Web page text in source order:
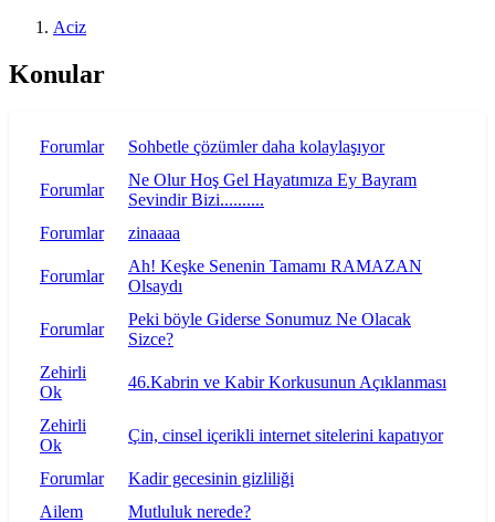
Aciz
Konular
Forumlar Sohbetle çözümler daha kolaylaşıyor
Forumlar
Ne Olur Hoş Gel Hayatımıza Ey Bayram
Sevindir Bizi..........
Forumlar
zinaaaa
Forumlar
Ah! Keşke Senenin Tamamı RAMAZAN
Olsaydı
Forumlar
Peki böyle Giderse Sonumuz Ne Olacak
Sizce?
Zehirli
Ok
46.Kabrin ve Kabir Korkusunun Açıklanması
Zehirli
Ok
Çin, cinsel içerikli internet sitelerini kapatıyor
Forumlar
Kadir gecesinin gizliliği
Ailem
Mutluluk nerede?